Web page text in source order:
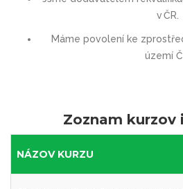
v ČR.
Máme povolení ke
území
Zoznam kurzov
NÁZOV KURZU